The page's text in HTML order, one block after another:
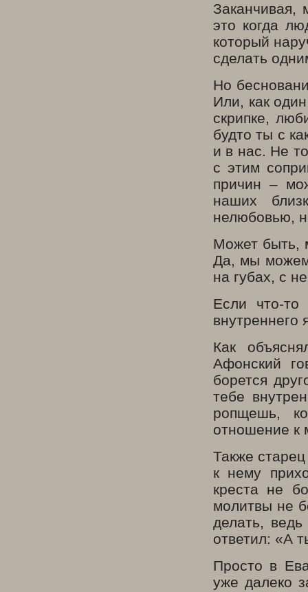
Заканчивая,
это когда
который
сделать
Но
Или, как
скрипке,
будто ты с
и в нас. Не
с этим
причин –
наших
нелюбовью,
Может быть,
Да, мы можем
на губах, с
Если что-
внутреннего
Как
Афонский
борется
тебе
ропщешь,
отношение к
Также
к нему
креста не
молитвы не
делать,
ответил: «А
Просто в
уже далеко